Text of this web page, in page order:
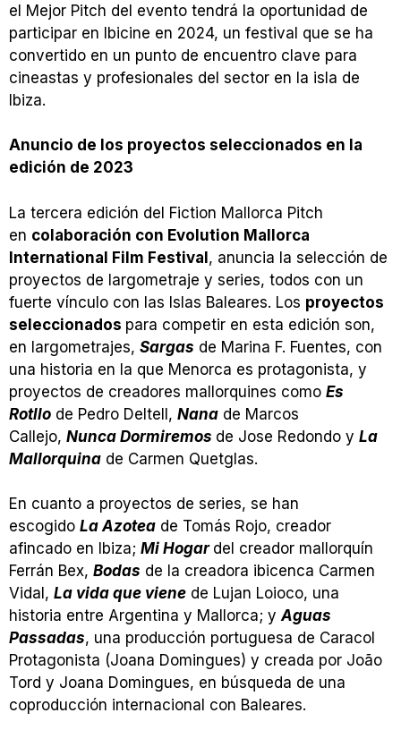
el Mejor Pitch del evento tendrá la oportunidad de
participar en Ibicine en 2024, un festival que se ha
convertido en un punto de encuentro clave para
cineastas y profesionales del sector en la isla de
Ibiza.
Anuncio de los proyectos seleccionados en la
edición de 2023
La tercera edición del Fiction Mallorca Pitch
en colaboración con Evolution Mallorca
International Film Festival, anuncia la selección de
proyectos de largometraje y series, todos con un
fuerte vínculo con las Islas Baleares. Los proyectos
seleccionados para competir en esta edición son,
en largometrajes, Sargas de Marina F. Fuentes, con
una historia en la que Menorca es protagonista, y
proyectos de creadores mallorquines como Es
Rotllo de Pedro Deltell, Nana de Marcos
Callejo, Nunca Dormiremos de Jose Redondo y La
Mallorquina de Carmen Quetglas.
En cuanto a proyectos de series, se han
escogido La Azotea de Tomás Rojo, creador
afincado en Ibiza; Mi Hogar del creador mallorquín
Ferrán Bex, Bodas de la creadora ibicenca Carmen
Vidal, La vida que viene de Lujan Loioco, una
historia entre Argentina y Mallorca; yAguas
Passadas, una producción portuguesa de Caracol
Protagonista (Joana Domingues) y creada por João
Tord y Joana Domingues, en búsqueda de una
coproducción internacional con Baleares.